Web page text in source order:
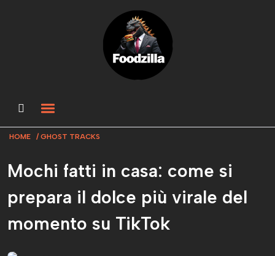
HOME GHOST TRACKS
Mochi fatti in casa: come si
prepara il dolce più virale del
momento su TikTok